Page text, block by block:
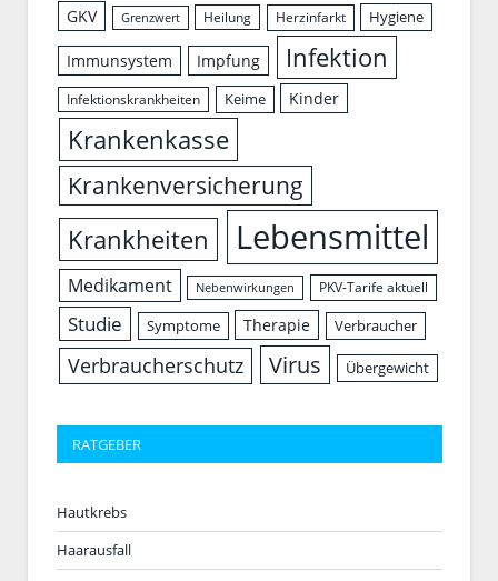
GKV Grenzwert Heilung Herzinfarkt Hygiene
Immunsystem Impfung Infektion
Infektionskrankheiten Keime Kinder
Krankenkasse
Krankenversicherung
Krankheiten Lebensmittel
Medikament Nebenwirkungen PKV-Tarife aktuell
Studie Symptome Therapie Verbraucher
Verbraucherschutz Virus Übergewicht
RATGEBER
Hautkrebs
Haarausfall